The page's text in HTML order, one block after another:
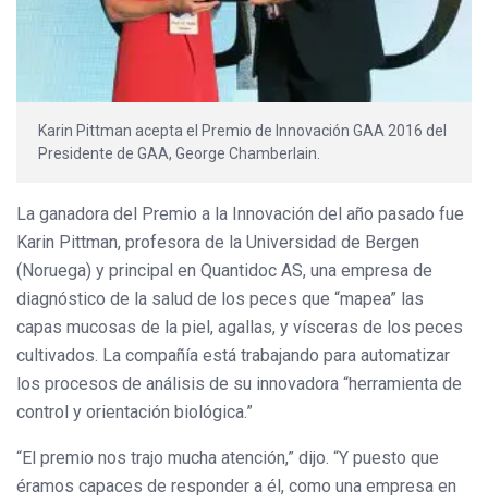
Karin Pittman acepta el Premio de Innovación GAA 2016 del
Presidente de GAA, George Chamberlain.
La ganadora del Premio a la Innovación del año pasado fue
Karin Pittman, profesora de la Universidad de Bergen
(Noruega) y principal en Quantidoc AS, una empresa de
diagnóstico de la salud de los peces que “mapea” las
capas mucosas de la piel, agallas, y vísceras de los peces
cultivados. La compañía está trabajando para automatizar
los procesos de análisis de su innovadora “herramienta de
control y orientación biológica.”
“El premio nos trajo mucha atención,” dijo. “Y puesto que
éramos capaces de responder a él, como una empresa en